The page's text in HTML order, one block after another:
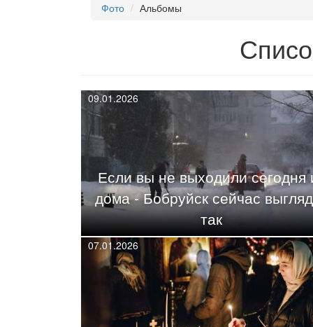
Фото Альбомы
09.01.2026
Если вы не выходили сегодня
дома - Бобруйск сейчас
так
07.01.2026